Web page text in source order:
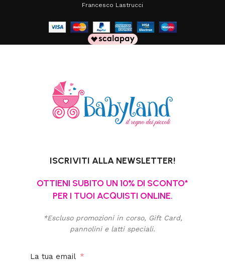
Francesco Lastrucci
ISCRIVITI ALLA NEWSLETTER!
OTTIENI SUBITO UN 10% DI SCONTO*
PER I TUOI ACQUISTI ONLINE.
*Escluso promozioni in corso, Gift Card,
pannolini e latti speciali.
La tua email